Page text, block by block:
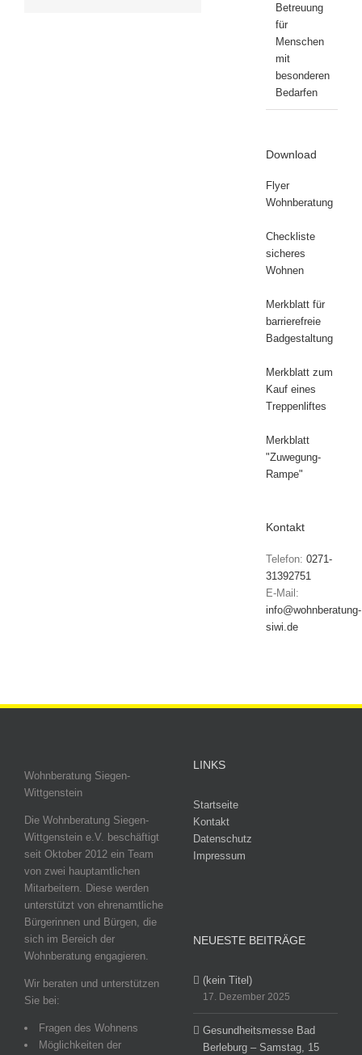
Betreuung
für
Menschen
mit
besonderen
Bedarfen
Download
Flyer
Wohnberatung
Checkliste
sicheres
Wohnen
Merkblatt für
barrierefreie
Badgestaltung
Merkblatt zum
Kauf eines
Treppenliftes
Merkblatt
"Zuwegung-
Rampe"
Kontakt
Telefon: 0271-
31392751
E-Mail:
info@wohnberatung-
siwi.de
Wohnberatung Siegen-
Wittgenstein
Die Wohnberatung Siegen-
Wittgenstein e.V. beschäftigt
seit Oktober 2012 ein Team
von zwei hauptamtlichen
Mitarbeitern. Diese werden
unterstützt von ehrenamtliche
Bürgerinnen und Bürgen, die
sich im Bereich der
Wohnberatung engagieren.
Wir beraten und unterstützen
Sie bei:
Fragen des Wohnens
Möglichkeiten der
LINKS
Startseite
Kontakt
Datenschutz
Impressum
NEUESTE BEITRÄGE
(kein Titel)
17. Dezember 2025
Gesundheitsmesse Bad
Berleburg – Samstag, 15